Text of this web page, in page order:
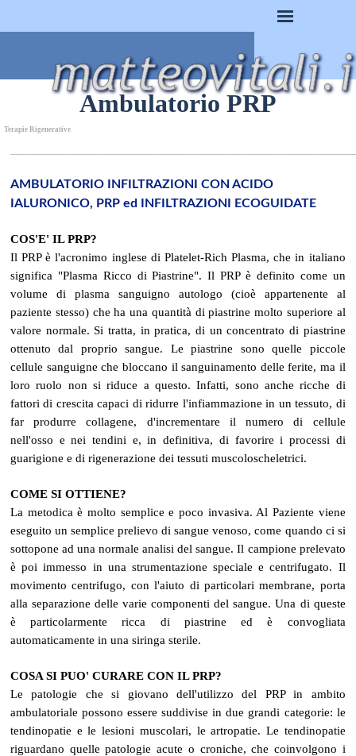
Ambulatorio PRP
Terapie Rigenerative
AMBULATORIO INFILTRAZIONI CON ACIDO
IALURONICO, PRP ed
INFILTRAZIONI ECOGUIDATE
COS'E' IL PRP?
Il PRP è l'acronimo inglese di Platelet-Rich Plasma, che in italiano
significa "Plasma Ricco di Piastrine". Il PRP è definito come un
volume di plasma sanguigno autologo (cioè appartenente al
paziente stesso) che ha una quantità di piastrine molto superiore al
valore normale. Si tratta, in pratica, di un concentrato di piastrine
ottenuto dal proprio sangue. Le piastrine sono quelle piccole
cellule sanguigne che bloccano il sanguinamento delle ferite, ma il
loro ruolo non si riduce a questo. Infatti, sono anche ricche di
fattori di crescita capaci di ridurre l'infiammazione in un tessuto, di
far produrre collagene, d'incrementare il numero di cellule
nell'osso e nei tendini e, in definitiva, di favorire i processi di
guarigione e di rigenerazione dei tessuti muscoloscheletrici.
COME SI OTTIENE?
La metodica è molto semplice e poco invasiva. Al Paziente viene
eseguito un semplice prelievo di sangue venoso, come quando ci si
sottopone ad una normale analisi del sangue. Il campione prelevato
è poi immesso in una strumentazione speciale e centrifugato. Il
movimento centrifugo, con l'aiuto di particolari membrane, porta
alla separazione delle varie componenti del sangue. Una di queste
è particolarmente ricca di piastrine ed è convogliata
automaticamente in una siringa sterile.
COSA SI PUO' CURARE CON IL PRP?
Le patologie che si giovano dell'utilizzo del PRP in ambito
ambulatoriale possono essere suddivise in due grandi categorie: le
tendinopatie e le lesioni muscolari, le artropatie. Le tendinopatie
riguardano quelle patologie acute o croniche, che coinvolgono i